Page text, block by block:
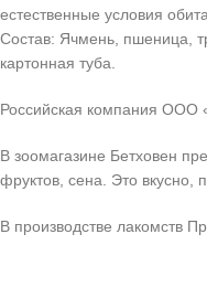
естественные условия
Состав: Ячмень, пшеница,
картонная туба.
Российская компания ООО
В зоомагазине Бетховен
фруктов, сена. Это вкусно,
В производстве лакомств